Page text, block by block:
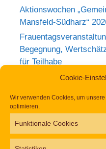
Cookie-
Wir verwenden Cookies, um
optimieren.
Funktionale Cookies
Aktionswochen
Mansfeld-Südharz“
Begegnung,
für Teilhabe
Rückblick zum
Tag der Begegnung
dabei sein!